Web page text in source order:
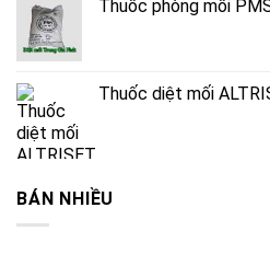
Thuốc phòng mối
Thuốc diệt mối
BÁN NHIỀU